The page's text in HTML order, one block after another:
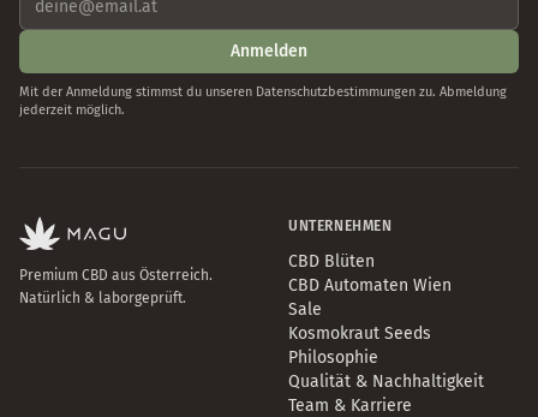
Anmelden
Mit der Anmeldung stimmst du unseren Datenschutzbestimmungen zu. Abmeldung
jederzeit möglich.
Premium CBD aus Österreich.
Natürlich & laborgeprüft.
UNTERNEHMEN
CBD Blüten
CBD Automaten Wien
Sale
Kosmokraut Seeds
Philosophie
Qualität & Nachhaltigkeit
Team & Karriere